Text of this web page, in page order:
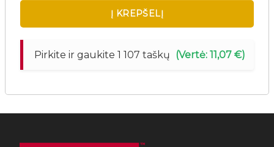
Į KREPŠELĮ
Pirkite ir gaukite 1 107 taškų (Vertė: 11,07 €)